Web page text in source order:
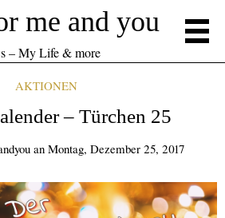
me and you
– My Life & more
AKTIONEN
– Türchen 25
an Montag, Dezember 25, 2017